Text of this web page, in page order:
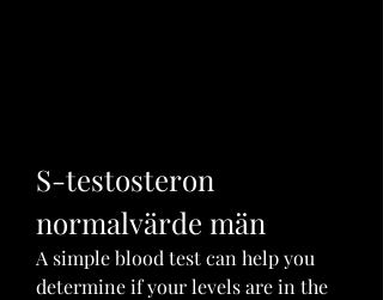
S-testosteron
normalvärde män
A simple blood test can help you
determine if your levels are in the